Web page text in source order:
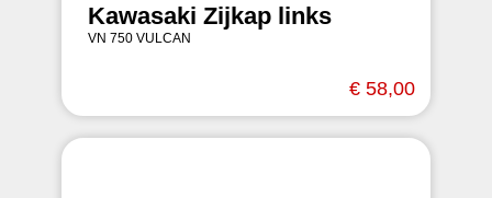
Kawasaki Zijkap links
VN 750 VULCAN
€ 58,00